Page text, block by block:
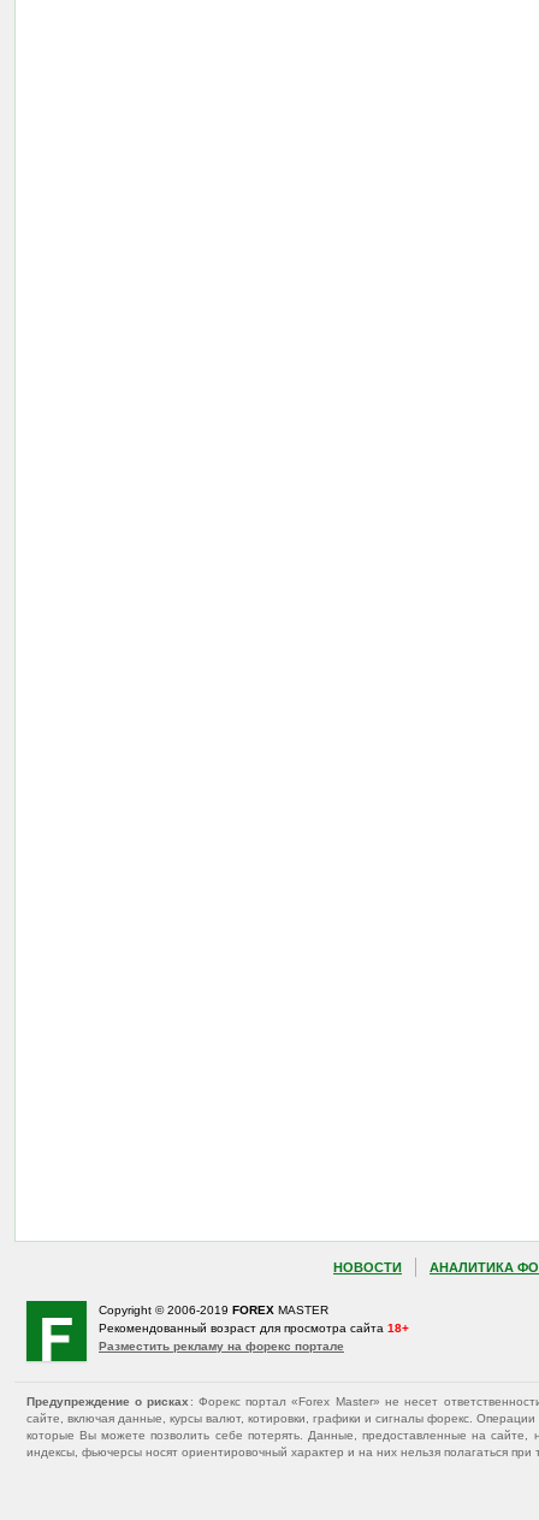
НОВОСТИ АНАЛИТИКА
Copyright © 2006-2019 FOREX MASTER
Рекомендованный возраст для просмотра сайта 18+
Разместить рекламу на форекс портале
Предупреждение о рисках : Форекс портал «Forex Master» не несет
сайте, включая данные, курсы валют, котировки, графики и сигналы форекс.
которые Вы можете позволить себе потерять. Данные, предоставленные на
индексы, фьючерсы носят ориентировочный характер и на них нельзя полагаться при